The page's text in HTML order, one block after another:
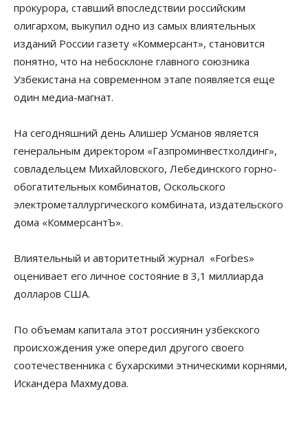
прокурора, ставший впоследствии российским
олигархом, выкупил одно из самых влиятельных
изданий России газету «Коммерсант», становится
понятно, что на небосклоне главного союзника
Узбекистана на современном этапе появляется еще
один медиа-магнат.
На сегодняшний день Алишер Усманов является
генеральным директором «Газпроминвестхолдинг»,
совладельцем Михайловского, Лебединского горно-
обогатительных комбинатов, Оскольского
электрометаллургического комбината, издательского
дома «КоммерсантЪ».
Влиятельный и авторитетный журнал «Forbes»
оценивает его личное состояние в 3,1 миллиарда
долларов США.
По объемам капитала этот россиянин узбекского
происхождения уже опередил другого своего
соотечественника с бухарскими этническими корнями,
Искандера Махмудова.